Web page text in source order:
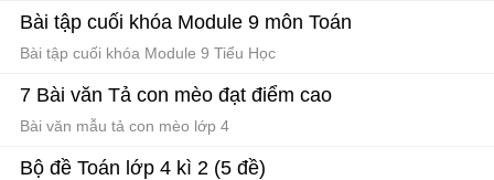
Đáp án trắc nghiệm Module 9 Tiểu học
Bài tập cuối khóa Module 9 môn Toán
Bài tập cuối khóa Module 9 Tiểu Học
7 Bài văn Tả con mèo đạt điểm cao
Bài văn mẫu tả con mèo lớp 4
Bộ đề Toán lớp 4 kì 2 (5 đề)